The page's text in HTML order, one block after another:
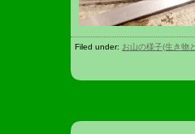
Filed under: お山の様子(生き物